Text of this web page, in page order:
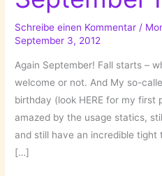
Schreibe einen Kommentar /
September 3, 2012
Again September! Fall starts –
welcome or not. And My so-
birthday (look HERE for my first
amazed by the usage statics,
and still have an incredible tight
[…]